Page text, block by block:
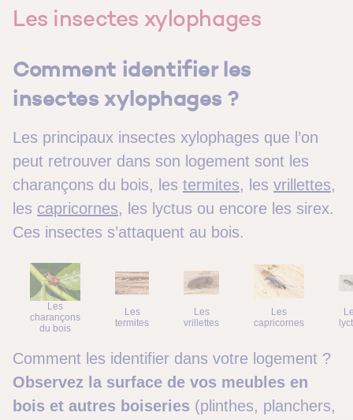
Les insectes xylophages
Comment identifier les
insectes xylophages ?
Les principaux insectes xylophages que l’on
peut retrouver dans son logement sont les
charançons du bois, les termites, les vrillettes,
les capricornes, les lyctus ou encore les sirex.
Ces insectes s’attaquent au bois.
Les
charançons
du bois
Les
termites
Les
vrillettes
Les
capricornes
Comment les identifier dans votre logement ?
Observez la surface de vos meubles en
bois et autres boiseries (plinthes, planchers,